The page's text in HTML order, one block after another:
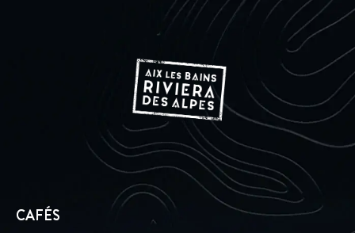
CAFÉS